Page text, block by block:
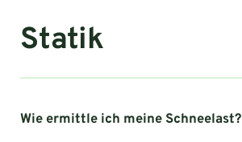
Statik
Wie ermittle ich meine Schneelast?